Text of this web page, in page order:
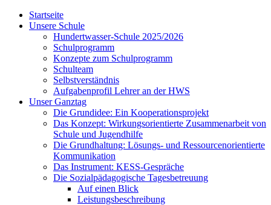
Startseite
Unsere Schule
Hundertwasser-Schule 2025/2026
Schulprogramm
Konzepte zum Schulprogramm
Schulteam
Selbst­ver­ständ­nis
Aufgabenprofil Lehrer an der HWS
Unser Ganztag
Die Grundidee: Ein Kooperationsprojekt
Das Konzept: Wirkungsorientierte Zusammenarbeit von
Schule und Jugendhilfe
Die Grundhaltung: Lösungs- und Ressourcenorientierte
Kommunikation
Das Instrument: KESS-Gespräche
Die Sozialpädagogische Tagesbetreuung
Auf einen Blick
Leistungsbeschreibung